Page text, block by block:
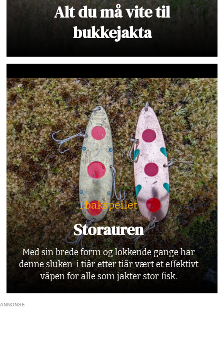
Alt du må vite til
bukkejakta
I bakspeilet
Storauren
Med sin brede form og lokkende gange har
denne sluken i tiår etter tiår vært et effektivt
våpen for alle som jakter stor fisk.
ANNONSE